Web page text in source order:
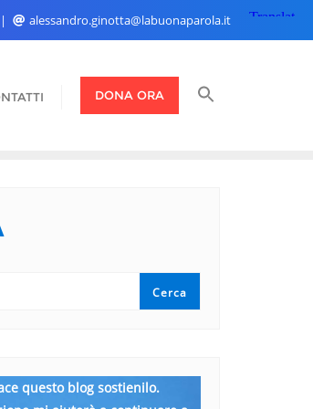
alessandro.ginotta@labuonaparola.it
DONA ORA
Cerca
questo blog sostienilo.